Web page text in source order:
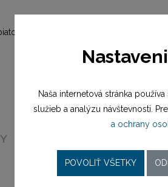
od 7:30 do 16:00)
Naša internetová stránka
služieb a analýzu návštevnosti.
a ochrany
POVOLIŤ VŠETKY